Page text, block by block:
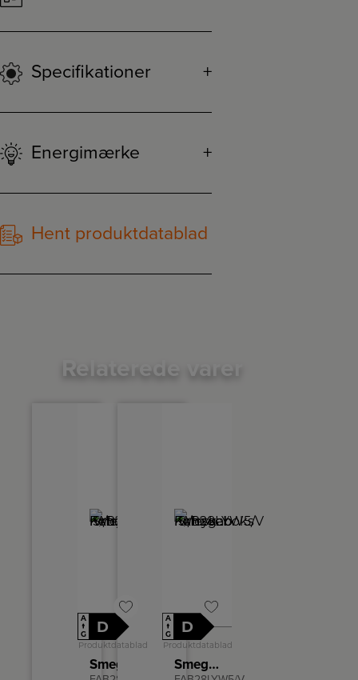
Specifikationer
Energimærke
Hent produktdatablad
Relaterede varer
A
↑
G
D
Produktdatablad
A
↑
G
D
Produktdatablad
Smeg Køleskab m/fryseboks